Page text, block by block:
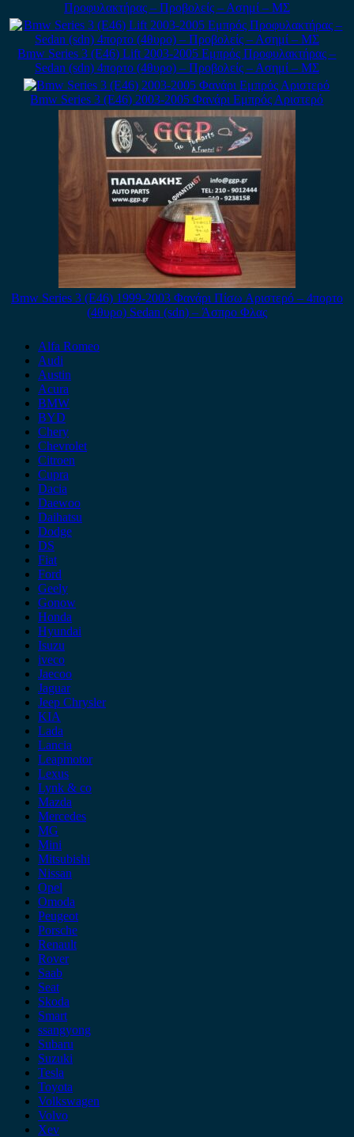
Προφυλακτήρας – Προβολείς – Ασημί – ΜΣ
Bmw Series 3 (E46) Lift 2003-2005 Εμπρός Προφυλακτήρας –
Sedan (sdn) 4πορτο (4θυρο) – Προβολείς – Ασημί – ΜΣ
Bmw Series 3 (E46) 2003-2005 Φανάρι Εμπρός Αριστερό
Bmw Series 3 (E46) 1999-2003 Φανάρι Πίσω Αριστερό – 4πορτο
(4θυρο) Sedan (sdn) – Άσπρο Φλας
Alfa Romeo
Audi
Austin
Acura
BMW
BYD
Chery
Chevrolet
Citroen
Cupra
Dacia
Daewoo
Daihatsu
Dodge
DS
Fiat
Ford
Geely
Gonow
Honda
Hyundai
Isuzu
iveco
Jaecoo
Jaguar
Jeep Chrysler
KIA
Lada
Lancia
Leapmotor
Lexus
Lynk & co
Mazda
Mercedes
MG
Mini
Mitsubishi
Nissan
Opel
Omoda
Peugeot
Porsche
Renault
Rover
Saab
Seat
Skoda
Smart
ssangyong
Subaru
Suzuki
Tesla
Toyota
Volkswagen
Volvo
Xev